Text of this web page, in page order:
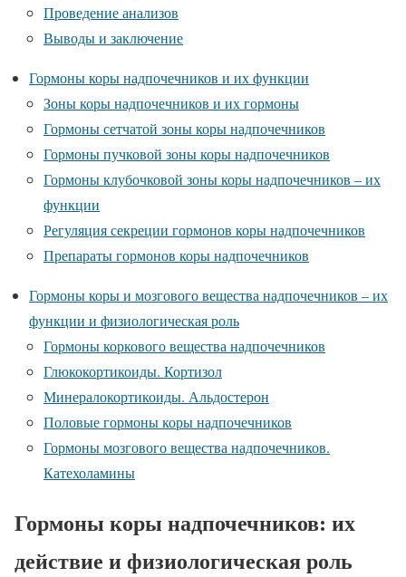
Проведение анализов
Выводы и заключение
Гормоны коры надпочечников и их функции
Зоны коры надпочечников и их гормоны
Гормоны сетчатой зоны коры надпочечников
Гормоны пучковой зоны коры надпочечников
Гормоны клубочковой зоны коры надпочечников – их
функции
Регуляция секреции гормонов коры надпочечников
Препараты гормонов коры надпочечников
Гормоны коры и мозгового вещества надпочечников – их
функции и физиологическая роль
Гормоны коркового вещества надпочечников
Глюкокортикоиды. Кортизол
Минералокортикоиды. Альдостерон
Половые гормоны коры надпочечников
Гормоны мозгового вещества надпочечников.
Катехоламины
Гормоны коры надпочечников: их
действие и физиологическая роль